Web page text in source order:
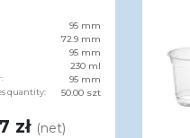
95 mm
72.9 mm
95 mm
230 ml
95 mm
quantity: 50.00 szt
zł (net)